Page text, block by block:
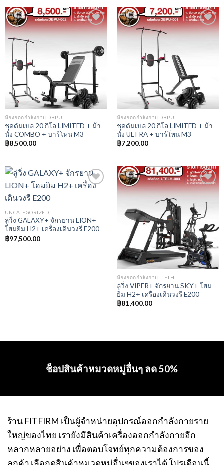
Add to
Wishlist
ห้องออกกำลังกาย DBPU
ชุดดัมเบล 20 กิโล LIMITED + ม้า
นั่ง COMBO + บาร์โหน M3
฿8,500.00
ห้องออกกำลังกาย DBPU
ชุดดัมเบล 20 กิโล LIMITED + ม้า
นั่ง ULTRA + บาร์โหน M3
฿7,200.00
UNCATEGORIZED
ลู่วิ่ง GALAXY+ จักรยาน LION+
โฮมยิม H2+ เครื่องเดินวงรี E200
฿97,500.00
Add to
Wishlist
ห้องออกกำลังกาย LTELH
ลู่วิ่ง VIPER+ จักรยาน SKY+ โฮม
ยิม H2+ เครื่องเดินวงรี E200
฿81,400.00
ช็อปสินค้าหมวดหมู่อื่นๆ ลด 50%
ร้าน FITFIRM เป็นผู้จำหน่ายอุปกรณ์ออกกำลังกายราย
ใหญ่ของไทย เรายังมีสินค้าเครื่องออกกำลังกายอีก
หลากหลายอย่าง เพื่อตอบโจทย์ทุกความต้องการของ